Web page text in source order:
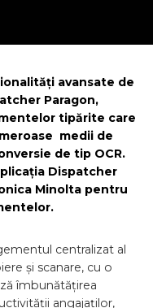
avansate de
Paragon,
tipărite care
medii de
de tip OCR.
Dispatcher
Minolta pentru
centralizat al
și scanare, cu o
îmbunătățirea
angajaților,